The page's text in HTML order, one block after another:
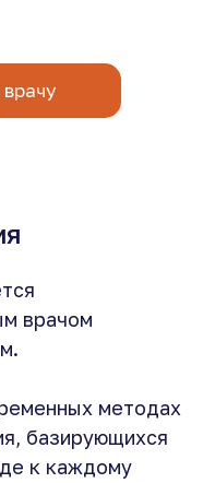
врачом
методах
базирующихся
к каждому